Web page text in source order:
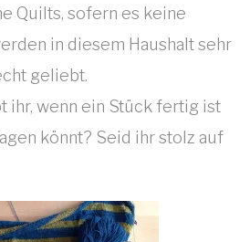
Quilts, sofern es keine
in diesem Haushalt sehr
geliebt.
ihr, wenn ein Stück fertig ist
könnt? Seid ihr stolz auf